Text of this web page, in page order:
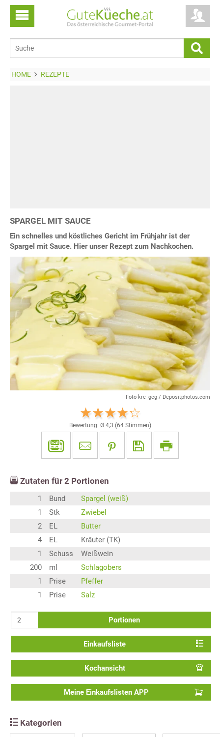
HOME REZEPTE
SPARGEL MIT SAUCE
Ein schnelles und köstliches Gericht im Frühjahr ist der
Spargel mit Sauce. Hier unser Rezept zum Nachkochen.
Foto kre_geg / Depositphotos.com
Bewertung: Ø 4,3 (64Stimmen)
Zutaten für 2 Portionen
1 Bund
Spargel (weiß)
1
Stk
Zwiebel
2
EL
Butter
4
EL
Kräuter (TK)
1
Schuss
Weißwein
200
ml
Schlagobers
1
Prise
Pfeffer
1
Prise Salz
Portionen
Einkaufsliste
Kochansicht
Meine Einkaufslisten APP
Kategorien